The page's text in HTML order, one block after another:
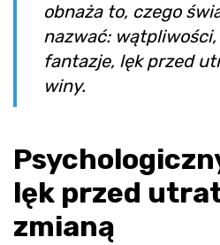
obnaża to, czego
nazwać: wątpliwości,
fantazje, lęk przed
winy.
lęk przed
zmianą